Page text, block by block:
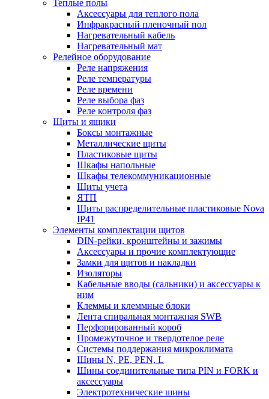
Теплые полы
Аксессуары для теплого пола
Инфракрасный пленочный пол
Нагревательный кабель
Нагревательный мат
Релейное оборудование
Реле напряжения
Реле температуры
Реле времени
Реле выбора фаз
Реле контроля фаз
Щиты и ящики
Боксы монтажные
Металлические щиты
Пластиковые щиты
Шкафы напольные
Шкафы телекоммуникационные
Щиты учета
ЯТП
Щиты распределительные пластиковые Nova
IP41
Элементы комплектации щитов
DIN-рейки, кронштейны и зажимы
Аксессуары и прочие комплектующие
Замки для щитов и накладки
Изоляторы
Кабельные вводы (сальники) и аксессуары к
ним
Клеммы и клеммные блоки
Лента спиральная монтажная SWB
Перфорированный короб
Промежуточное и твердотелое реле
Системы поддержания микроклимата
Шины N, PE, PEN, L
Шины соединительные типа PIN и FORK и
аксессуары
Электротехнические шины